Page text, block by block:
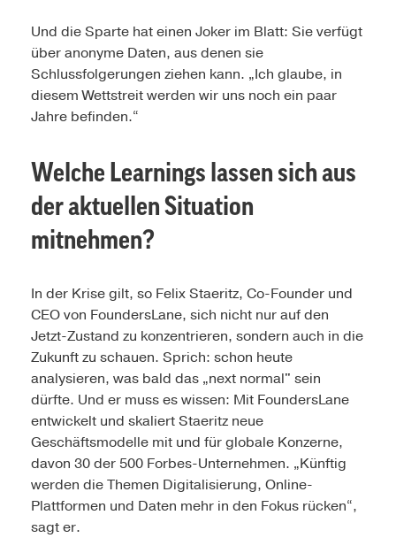
Und die Sparte hat einen Joker im Blatt: Sie verfügt
über anonyme Daten, aus denen sie
Schlussfolgerungen ziehen kann. „Ich glaube, in
diesem Wettstreit werden wir uns noch ein paar
Jahre befinden.“
Welche Learnings lassen sich aus
der aktuellen Situation
mitnehmen?
In der Krise gilt, so Felix Staeritz, Co-Founder und
CEO von FoundersLane, sich nicht nur auf den
Jetzt-Zustand zu konzentrieren, sondern auch in die
Zukunft zu schauen. Sprich: schon heute
analysieren, was bald das „next normal" sein
dürfte. Und er muss es wissen: Mit FoundersLane
entwickelt und skaliert Staeritz neue
Geschäftsmodelle mit und für globale Konzerne,
davon 30 der 500 Forbes-Unternehmen. „Künftig
werden die Themen Digitalisierung, Online-
Plattformen und Daten mehr in den Fokus rücken“,
sagt er.